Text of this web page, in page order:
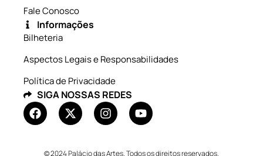
Fale Conosco
Informações
Bilheteria
Aspectos Legais e Responsabilidades
Política de Privacidade
SIGA NOSSAS REDES
© 2024 Palácio das Artes. Todos os direitos reservados.